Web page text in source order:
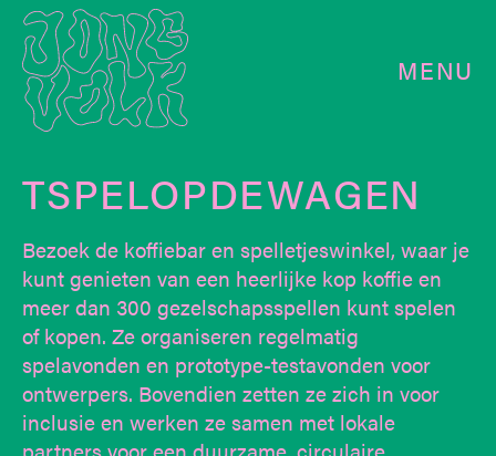
MENU
TSPELOPDEWAGEN
Bezoek de koffiebar en spelletjeswinkel, waar je
kunt genieten van een heerlijke kop koffie en
meer dan 300 gezelschapsspellen kunt spelen
of kopen. Ze organiseren regelmatig
spelavonden en prototype-testavonden voor
ontwerpers. Bovendien zetten ze zich in voor
inclusie en werken ze samen met lokale